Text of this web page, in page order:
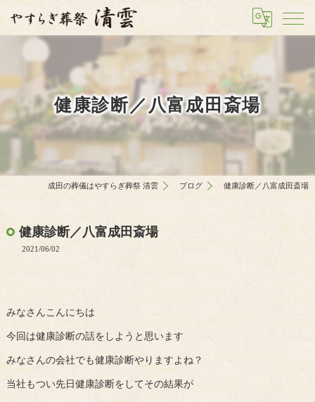
健康診断／八富成田斎場
成田の葬儀はやすらぎ葬祭 清雲 ブログ 健康診断／八富成田斎場
健康診断／八富成田斎場
2021/06/02
みなさんこんにちは
今回は健康診断の話をしようと思います
みなさんの会社でも健康診断やりますよね？
当社もつい先日健康診断をしてその結果が